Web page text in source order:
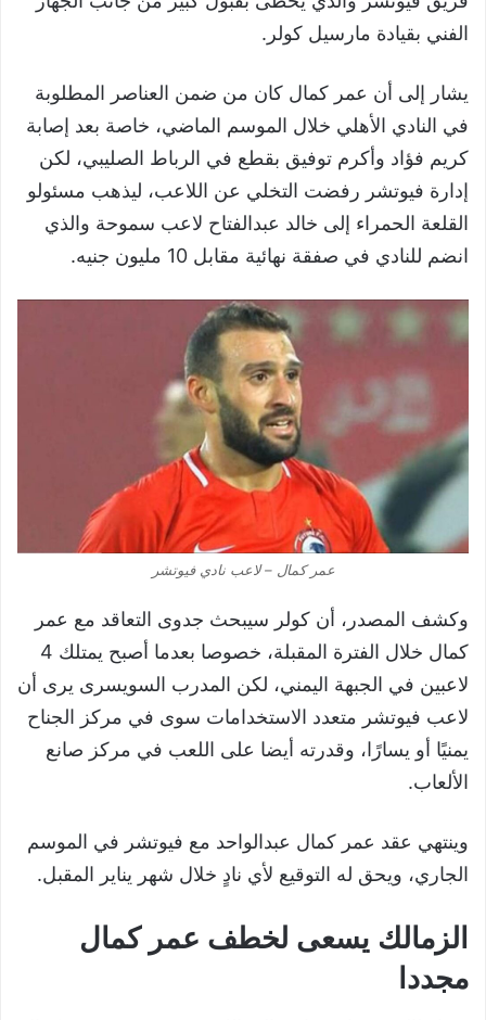
الفني بقيادة مارسيل كولر.
يشار إلى أن عمر كمال كان من ضمن العناصر المطلوبة
في النادي الأهلي خلال الموسم الماضي، خاصة بعد إصابة
كريم فؤاد وأكرم توفيق بقطع في الرباط الصليبي، لكن
إدارة فيوتشر رفضت التخلي عن اللاعب، ليذهب مسئولو
القلعة الحمراء إلى خالد عبدالفتاح لاعب سموحة والذي
انضم للنادي في صفقة نهائية مقابل 10 مليون جنيه.
عمر كمال – لاعب نادي فيوتشر
وكشف المصدر، أن كولر سيبحث جدوى التعاقد مع عمر
كمال خلال الفترة المقبلة، خصوصا بعدما أصبح يمتلك 4
لاعبين في الجبهة اليمني، لكن المدرب السويسرى يرى أن
لاعب فيوتشر متعدد الاستخدامات سوى في مركز الجناح
يمنيًا أو يسارًا، وقدرته أيضا على اللعب في مركز صانع
الألعاب.
وينتهي عقد عمر كمال عبدالواحد مع فيوتشر في الموسم
الجاري، ويحق له التوقيع لأي نادٍ خلال شهر يناير المقبل.
الزمالك يسعى لخطف عمر كمال
مجددا